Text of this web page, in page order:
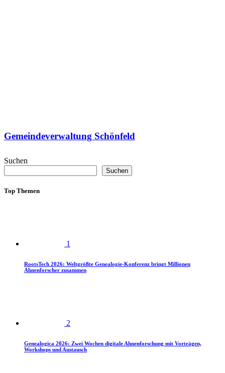
Gemeindeverwaltung Schönfeld
Suchen
Suchen
Top Themen
1
RootsTech 2026: Weltgrößte Genealogie-Konferenz bringt Millionen
Ahnenforscher zusammen
2
Genealogica 2026: Zwei Wochen digitale Ahnenforschung mit Vorträgen,
Workshops und Austausch